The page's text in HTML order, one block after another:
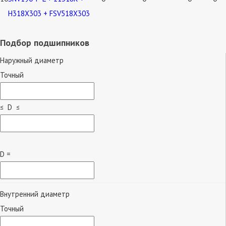
H318X303 + FSV518X303
Подбор подшипников
Наружный диаметр
Точный
≤ D ≤
D =
Внутренний диаметр
Точный